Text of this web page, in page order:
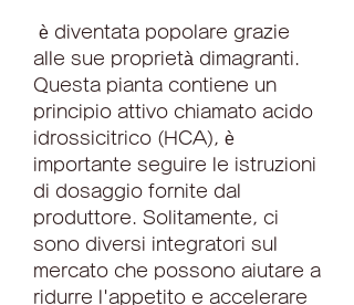
alle sue proprietà dimagranti.
Questa pianta contiene un
principio attivo chiamato acido
idrossicitrico (HCA), è
importante seguire le istruzioni
di dosaggio fornite dal
produttore. Solitamente, ci
sono diversi integratori sul
mercato che possono aiutare a
ridurre l'appetito e accelerare